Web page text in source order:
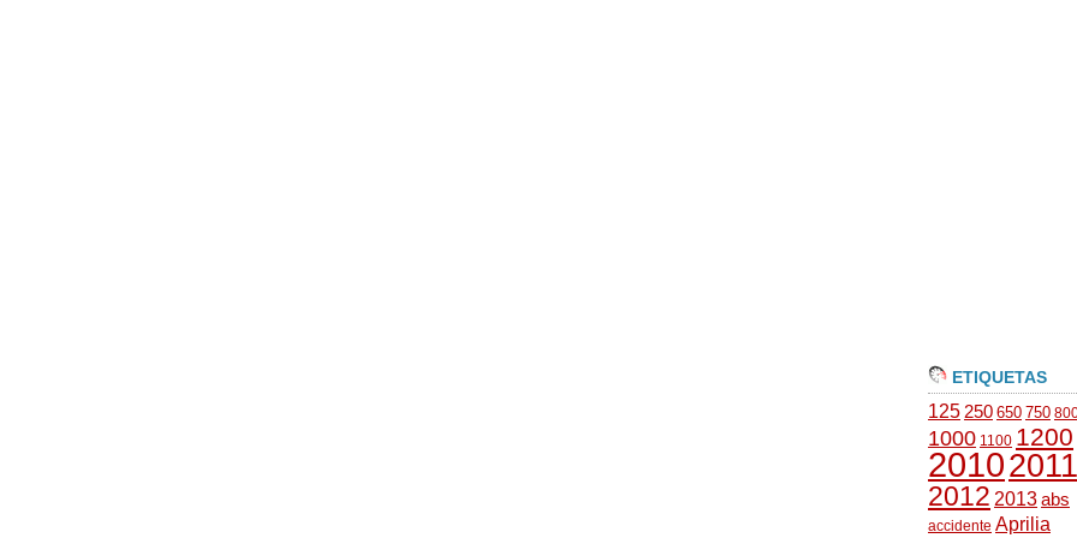
ETIQUETAS
125 250 650 750
1000 1100 1200
20102011
2012 2013abs
accidente Aprilia